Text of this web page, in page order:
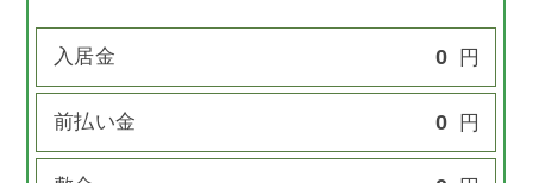
入居金 0 円
前払い金 0 円